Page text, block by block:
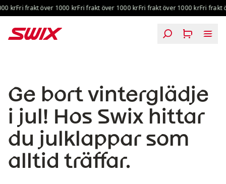
Hoppa till innehåll
kr Fri frakt över 1000 kr Fri frakt över 1000 krFri frakt över 1000 krFri frakt
Ge bort vinterglädje
i jul! Hos Swix hittar
du julklappar som
alltid träffar.